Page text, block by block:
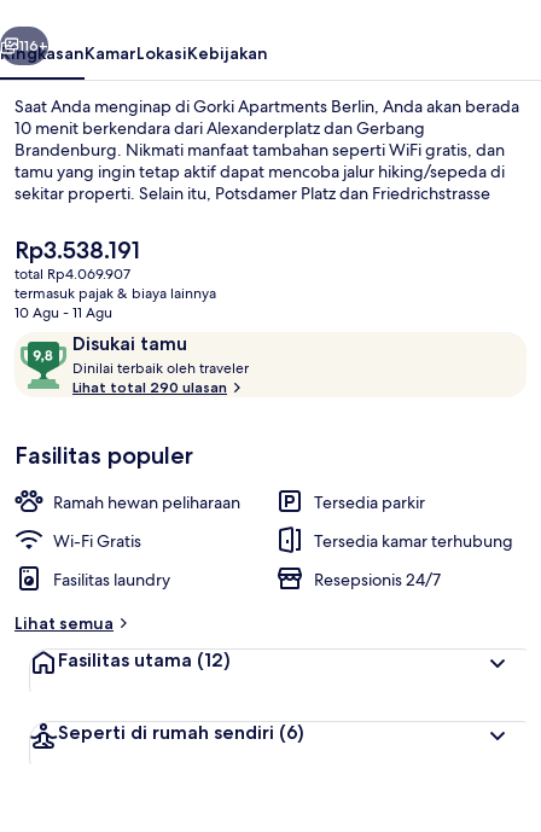
Berikutnya
116+
RingkasanKamarLokasiKebijakan
Saat Anda menginap di Gorki Apartments Berlin, Anda akan berada
10 menit berkendara dari Alexanderplatz dan Gerbang
Brandenburg. Nikmati manfaat tambahan seperti WiFi gratis, dan
tamu yang ingin tetap aktif dapat mencoba jalur hiking/sepeda di
sekitar properti. Selain itu, Potsdamer Platz dan Friedrichstrasse
dengan transportasi umum: U-Bahn Rosenthaler Place berjarak 4
menit dan Pemberhentian Trem Brunnenstraße-Invalidenstraße
berjarak 5 menit.
Harga
saat
ini
Rp3.538.191
Rp3.538.191
total Rp4.069.907
termasuk pajak & biaya lainnya
10 Agu - 11 Agu
Ulasan Disukai tamu
9,8
dari
10,
tamu
Dinilai terbaik oleh traveler
i
l
Lihat total 290 ulasan
Fasilitas populer
Ramah hewan peliharaan
Tersedia parkir
Wi-Fi Gratis
Tersedia kamar terhubung
Fasilitas laundry
Resepsionis 24/7
Lihat semua
Fasilitas utama (12)
Seperti di rumah sendiri (6)